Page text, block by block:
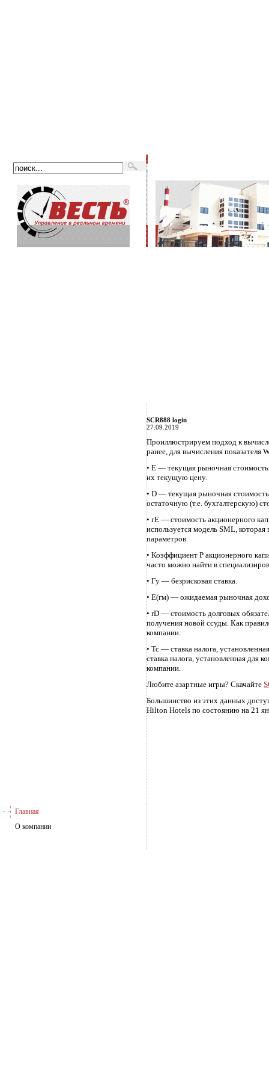
SCR888 login
27.09.2019
Проиллюстрируем подход к
ранее, для вычисления показателя
• Е — текущая рыночная стоимость
их текущую цену.
• D — текущая рыночная стоимость
остаточную (т.е. бухгалтерскую)
• гЕ — стоимость акционерного
используется модель SML,
параметров.
• Коэффициент Р акционерного
часто можно найти в
• Гу — безрисковая ставка.
• Е(гм) — ожидаемая рыночная
• rD — стоимость долговых
получения новой ссуды. Как
компании.
• Тс — ставка налога,
ставка налога, установленная для
компании.
Любите азартные игры? Скачайте
Большинство из этих данных
Hilton Hotels по состоянию на 21
Главная
О компании